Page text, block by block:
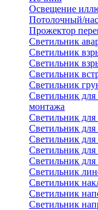
Освещение
Потолочный/
Прожектор
Светильник
Светильник
Светильник
Светильник
Светильник
Светильник для
монтажа
Светильник
Светильник для
Светильник
Светильник
Светильник
Светильник
Светильник
Светильник
Светильник